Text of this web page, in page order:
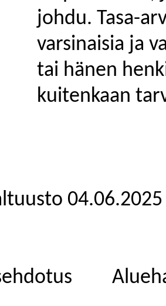
johdu. Tasa-
varsinaisia ja
tai hänen
kuitenkaan
04.06.2025